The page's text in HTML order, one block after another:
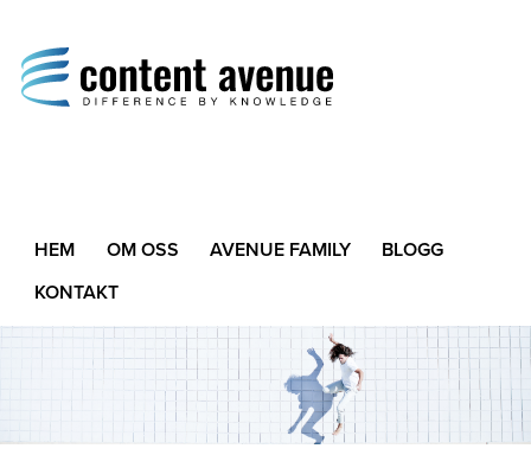
Difference by Knowledge
HEM OM OSS AVENUE FAMILY
BLOGG
KONTAKT